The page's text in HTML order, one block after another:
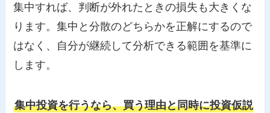
集中すれば、判断が外れたときの損失も大きくな
ります。集中と分散のどちらかを正解にするので
はなく、自分が継続して分析できる範囲を基準に
します。
集中投資を行うなら、買う理由と同時に投資仮説